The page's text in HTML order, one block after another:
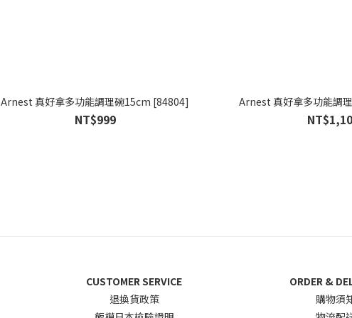
Arnest 真好拿多功能調理碗15cm [84804]
NT$999
Arnest 真好拿多功能調
CUSTOMER SERVICE
退換貨政策
ORDER &
購物須